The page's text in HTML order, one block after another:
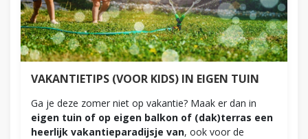
VAKANTIETIPS (VOOR KIDS) IN EIGEN TUIN
Ga je deze zomer niet op vakantie? Maak er dan in
eigen tuin of op eigen balkon of (dak)terras een
heerlijk vakantieparadijsje van, ook voor de